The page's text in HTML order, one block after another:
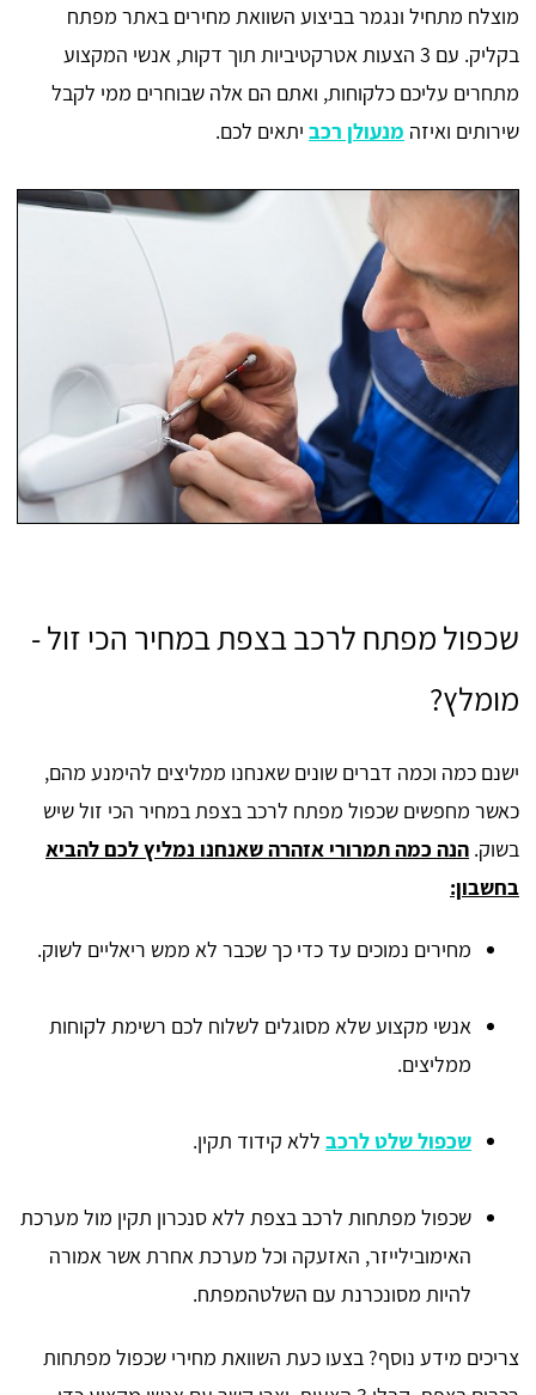
מוצלח מתחיל ונגמר בביצוע השוואת מחירים באתר מפתח
בקליק. עם 3 הצעות אטרקטיביות תוך דקות, אנשי המקצוע
מתחרים עליכם כלקוחות, ואתם הם אלה שבוחרים ממי לקבל
שירותים ואיזה מנעולן רכב יתאים לכם.
שכפול מפתח לרכב בצפת במחיר הכי זול -
מומלץ?
ישנם כמה וכמה דברים שונים שאנחנו ממליצים להימנע מהם,
כאשר מחפשים שכפול מפתח לרכב בצפת במחיר הכי זול שיש
בשוק. הנה כמה תמרורי אזהרה שאנחנו נמליץ לכם להביא
בחשבון:
מחירים נמוכים עד כדי כך שכבר לא ממש ריאליים לשוק.
אנשי מקצוע שלא מסוגלים לשלוח לכם רשימת לקוחות
ממליצים.
שכפול שלט לרכב ללא קידוד תקין.
שכפול מפתחות לרכב בצפת ללא סנכרון תקין מול מערכת
האימובילייזר, האזעקה וכל מערכת אחרת אשר אמורה
להיות מסונכרנת עם השלטהמפתח.
צריכים מידע נוסף? בצעו כעת השוואת מחירי שכפול מפתחות